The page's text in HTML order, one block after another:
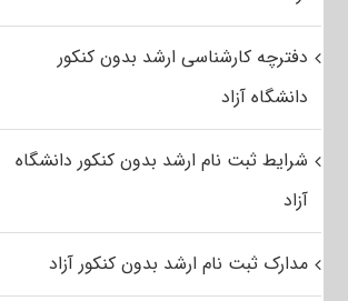
دفترچه کارشناسی ارشد بدون کنکور
دانشگاه آزاد
شرایط ثبت نام ارشد بدون کنکور دانشگاه
آزاد
مدارک ثبت نام ارشد بدون کنکور آزاد